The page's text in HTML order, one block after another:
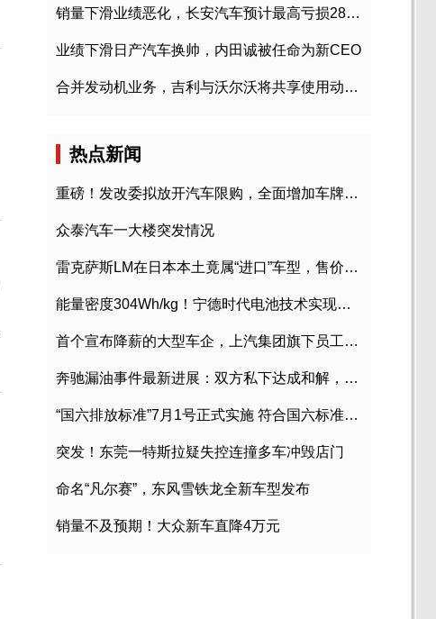
销量下滑业绩恶化，长安汽车预计最高亏损28亿元
业绩下滑日产汽车换帅，内田诚被任命为新CEO
合并发动机业务，吉利与沃尔沃将共享使用动力总成
热点新闻
重磅！发改委拟放开汽车限购，全面增加车牌指标
众泰汽车一大楼突发情况
雷克萨斯LM在日本本土竟属“进口”车型，售价2580万日元
能量密度304Wh/kg！宁德时代电池技术实现突破
首个宣布降薪的大型车企，上汽集团旗下员工降薪文件曝光
奔驰漏油事件最新进展：双方私下达成和解，工商已介入调查
“国六排放标准”7月1号正式实施 符合国六标准车型目录一览
突发！东莞一特斯拉疑失控连撞多车冲毁店门
命名“凡尔赛”，东风雪铁龙全新车型发布
销量不及预期！大众新车直降4万元